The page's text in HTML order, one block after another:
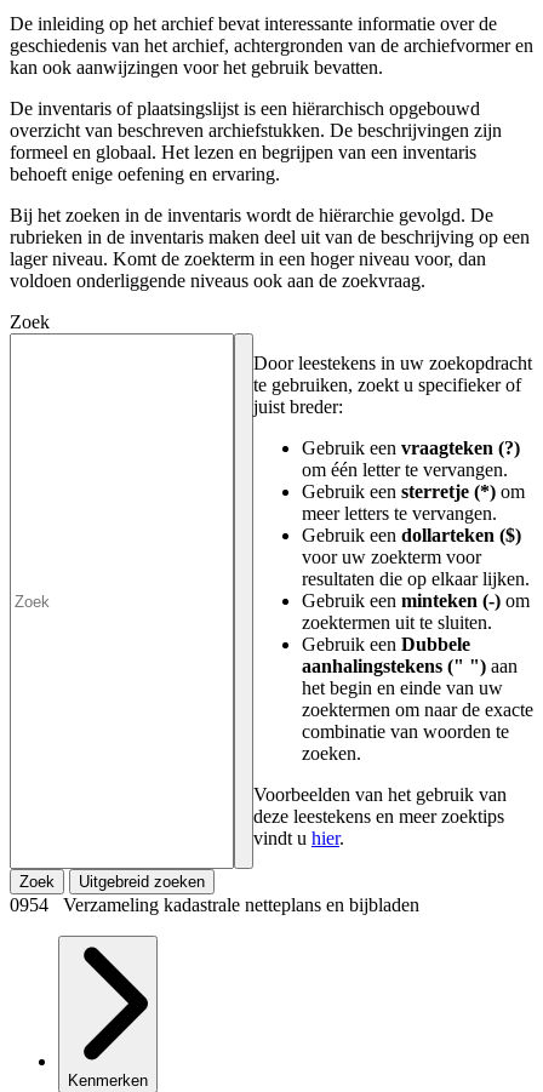
De inleiding op het archief bevat interessante informatie over de
geschiedenis van het archief, achtergronden van de archiefvormer en
kan ook aanwijzingen voor het gebruik bevatten.
De inventaris of plaatsingslijst is een hiërarchisch opgebouwd
overzicht van beschreven archiefstukken. De beschrijvingen zijn
formeel en globaal. Het lezen en begrijpen van een inventaris
behoeft enige oefening en ervaring.
Bij het zoeken in de inventaris wordt de hiërarchie gevolgd. De
rubrieken in de inventaris maken deel uit van de beschrijving op een
lager niveau. Komt de zoekterm in een hoger niveau voor, dan
voldoen onderliggende niveaus ook aan de zoekvraag.
Zoek
Door leestekens in uw zoekopdracht
te gebruiken, zoekt u specifieker of
juist breder:
Gebruik een vraagteken (?)
om één letter te vervangen.
Gebruik een sterretje (*) om
meer letters te vervangen.
Gebruik een dollarteken ($)
voor uw zoekterm voor
resultaten die op elkaar lijken.
Gebruik een minteken (-) om
zoektermen uit te sluiten.
Gebruik een Dubbele
aanhalingstekens (" ") aan
het begin en einde van uw
zoektermen om naar de exacte
combinatie van woorden te
zoeken.
Voorbeelden van het gebruik van
deze leestekens en meer zoektips
vindt u hier.
Zoek Uitgebreid zoeken
0954 Verzameling kadastrale netteplans en bijbladen
Kenmerken